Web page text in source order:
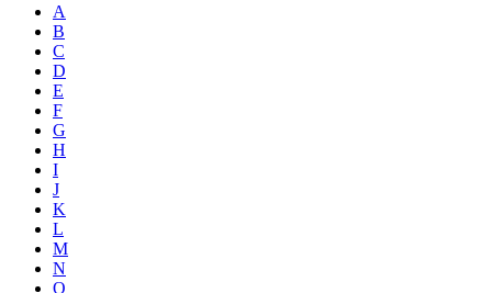
A
B
C
D
E
F
G
H
I
J
K
L
M
N
O